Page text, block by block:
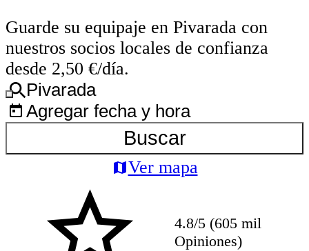
Guarde su equipaje en Pivarada con
nuestros socios locales de confianza
desde 2,50 €/día.
Pivarada
Agregar fecha y hora
Buscar
Ver mapa
4.8/5 (605 mil
Opiniones)